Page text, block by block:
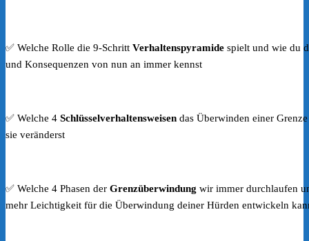
✅ Welche Rolle die 9-Schritt Verhaltenspyramide spielt und wie du
und Konsequenzen von nun an immer kennst
✅ Welche 4 Schlüsselverhaltensweisen das Überwinden einer
sie veränderst
✅ Welche 4 Phasen der Grenzüberwindung wir immer durchlaufen
mehr Leichtigkeit für die Überwindung deiner Hürden entwickeln